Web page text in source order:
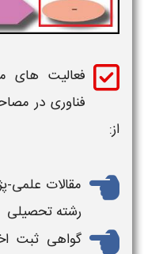
فعالیت های
فناوری در
از:
مقالات
رشته تحصیلی
گواهی ثبت